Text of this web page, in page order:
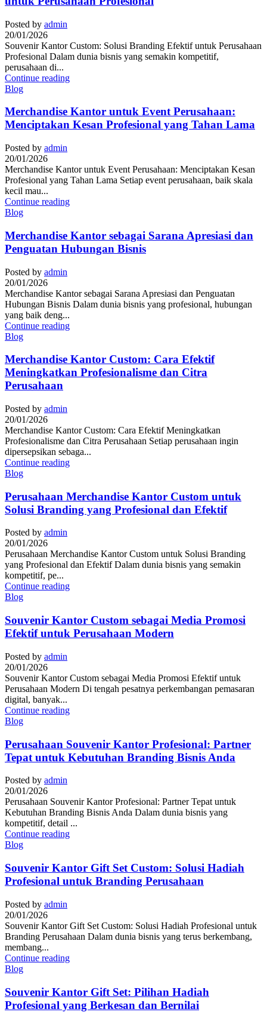
Posted by admin
20/01/2026
Souvenir Kantor Custom: Solusi Branding Efektif untuk Perusahaan
Profesional Dalam dunia bisnis yang semakin kompetitif,
perusahaan di...
Continue reading
Blog
Merchandise Kantor untuk Event Perusahaan:
Menciptakan Kesan Profesional yang Tahan Lama
Posted by admin
20/01/2026
Merchandise Kantor untuk Event Perusahaan: Menciptakan Kesan
Profesional yang Tahan Lama Setiap event perusahaan, baik skala
kecil mau...
Continue reading
Blog
Merchandise Kantor sebagai Sarana Apresiasi dan
Penguatan Hubungan Bisnis
Posted by admin
20/01/2026
Merchandise Kantor sebagai Sarana Apresiasi dan Penguatan
Hubungan Bisnis Dalam dunia bisnis yang profesional, hubungan
yang baik deng...
Continue reading
Blog
Merchandise Kantor Custom: Cara Efektif
Meningkatkan Profesionalisme dan Citra
Perusahaan
Posted by admin
20/01/2026
Merchandise Kantor Custom: Cara Efektif Meningkatkan
Profesionalisme dan Citra Perusahaan Setiap perusahaan ingin
dipersepsikan sebaga...
Continue reading
Blog
Perusahaan Merchandise Kantor Custom untuk
Solusi Branding yang Profesional dan Efektif
Posted by admin
20/01/2026
Perusahaan Merchandise Kantor Custom untuk Solusi Branding
yang Profesional dan Efektif Dalam dunia bisnis yang semakin
kompetitif, pe...
Continue reading
Blog
Souvenir Kantor Custom sebagai Media Promosi
Efektif untuk Perusahaan Modern
Posted by admin
20/01/2026
Souvenir Kantor Custom sebagai Media Promosi Efektif untuk
Perusahaan Modern Di tengah pesatnya perkembangan pemasaran
digital, banyak...
Continue reading
Blog
Perusahaan Souvenir Kantor Profesional: Partner
Tepat untuk Kebutuhan Branding Bisnis Anda
Posted by admin
20/01/2026
Perusahaan Souvenir Kantor Profesional: Partner Tepat untuk
Kebutuhan Branding Bisnis Anda Dalam dunia bisnis yang
kompetitif, detail ...
Continue reading
Blog
Souvenir Kantor Gift Set Custom: Solusi Hadiah
Profesional untuk Branding Perusahaan
Posted by admin
20/01/2026
Souvenir Kantor Gift Set Custom: Solusi Hadiah Profesional untuk
Branding Perusahaan Dalam dunia bisnis yang terus berkembang,
membang...
Continue reading
Blog
Souvenir Kantor Gift Set: Pilihan Hadiah
Profesional yang Berkesan dan Bernilai